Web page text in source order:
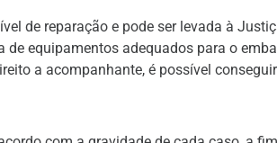
de reparação e pode ser levada à
equipamentos adequados para o
a acompanhante, é possível